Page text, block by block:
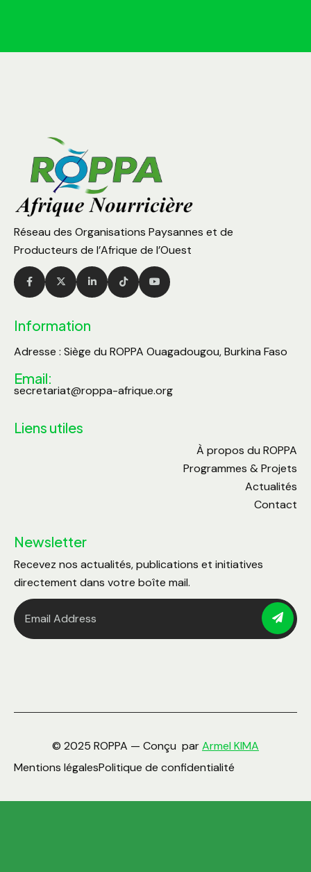
Réseau des Organisations Paysannes et de
Producteurs de l’Afrique de l’Ouest
Information
Adresse : Siège du ROPPA Ouagadougou, Burkina Faso
Email:
secretariat@roppa-afrique.org
Liens utiles
À propos du ROPPA
Programmes & Projets
Actualités
Contact
Newsletter
Recevez nos actualités, publications et initiatives
directement dans votre boîte mail.
© 2025 ROPPA — Conçu parArmel KIMA
Mentions légalesPolitique de confidentialité